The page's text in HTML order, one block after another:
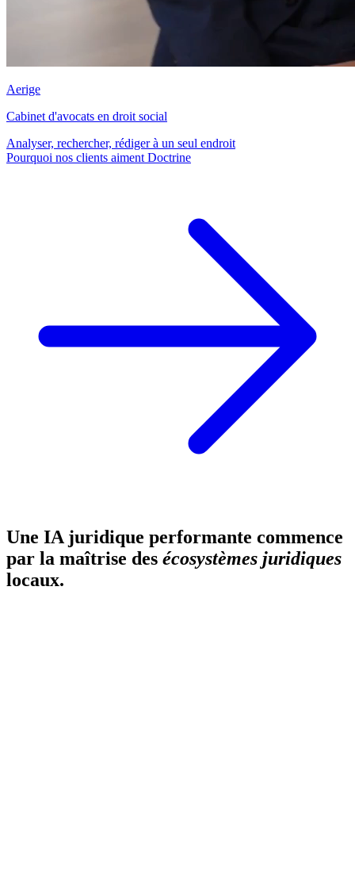
Aerige
Cabinet d'avocats en droit social
Analyser, rechercher, rédiger à un seul endroit
Pourquoi nos clients aiment Doctrine
Une IA juridique performante commence
par la maîtrise des écosystèmes juridiques
locaux.